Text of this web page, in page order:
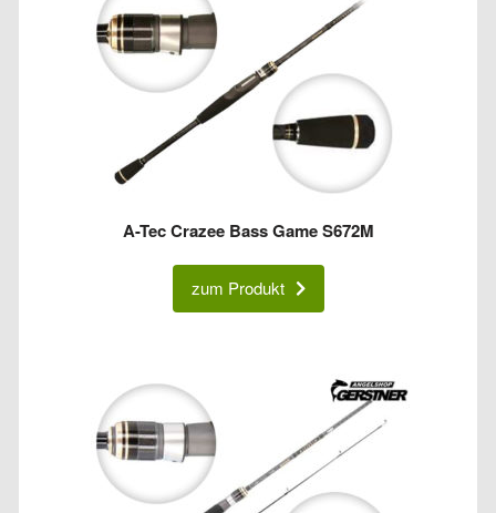
A-Tec Crazee Bass Game S672M
zum Produkt